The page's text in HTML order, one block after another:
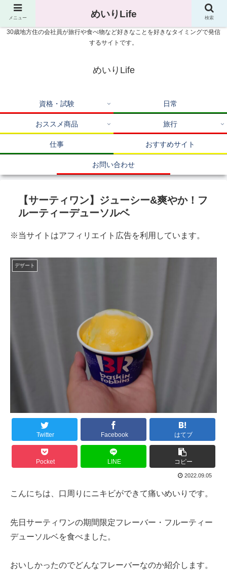
30歳地方住の会社員が旅行や食べ物など好きなことを好きなタイミングで発信
するサイトです。
めいりLife
資格・試験 日常
おススメ商品 旅行
仕事 おすすめサイト
お問い合わせ
【サーティワン】ジューシー&爽やか！フ
ルーティーデューソルベ
※当サイトはアフィリエイト広告を利用しています。
デザート
Twitter Facebook はてブ
Pocket LINE コピー
2022.09.05
こんにちは、口周りにニキビができて痛いめいりです。
先日サーティワンの期間限定フレーバー・フルーティー
デューソルベを食べました。
おいしかったのでどんなフレーバーなのか紹介します。
メニュー めいりLife 検索